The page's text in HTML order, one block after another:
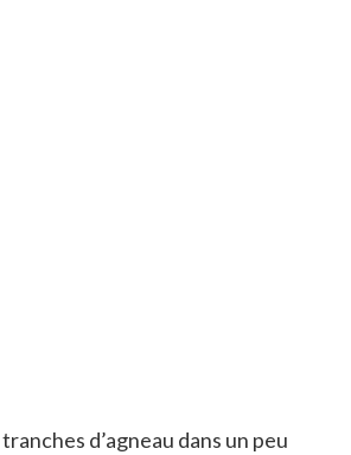
d’agneau dans un peu